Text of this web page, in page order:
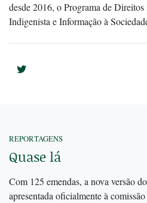
desde 2016, o Programa de
Indigenista e Informação à
REPORTAGENS
Quase lá
Com 125 emendas, a nova versão
apresentada oficialmente à